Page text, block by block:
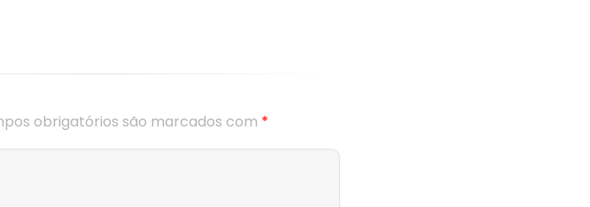
obrigatórios são marcados com *